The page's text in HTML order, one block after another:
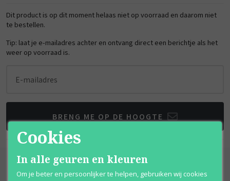
Dit product is op dit moment helaas niet op voorraad en daarom niet
te bestellen.
Tip: laat je e-mailadres achter en ontvang direct een berichtje als het
weer op voorraad is.
E-mailadres
BRENG ME OP DE HOOGTE
Cookies
In alle geuren en kleuren
Om je beter en persoonlijker te helpen, gebruiken wij cookies